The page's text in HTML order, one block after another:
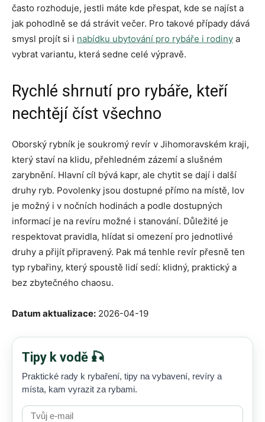
často rozhoduje, jestli máte kde přespat, kde se najíst a
jak pohodlně se dá strávit večer. Pro takové případy dává
smysl projít si i nabídku ubytování pro rybáře i rodiny a
vybrat variantu, která sedne celé výpravě.
Rychlé shrnutí pro rybáře, kteří
nechtějí číst všechno
Oborský rybník je soukromý revír v Jihomoravském kraji,
který staví na klidu, přehledném zázemí a slušném
zarybnění. Hlavní cíl bývá kapr, ale chytit se dají i další
druhy ryb. Povolenky jsou dostupné přímo na místě, lov
je možný i v nočních hodinách a podle dostupných
informací je na revíru možné i stanování. Důležité je
respektovat pravidla, hlídat si omezení pro jednotlivé
druhy a přijít připravený. Pak má tenhle revír přesně ten
typ rybařiny, který spoustě lidí sedí: klidný, praktický a
bez zbytečného chaosu.
Datum aktualizace: 2026-04-19
Tipy k vodě 🎣
Praktické rady k rybaření, tipy na vybavení, revíry a
místa, kam vyrazit za rybami.